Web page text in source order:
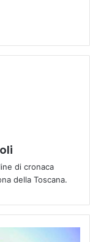
di cronaca
della Toscana.